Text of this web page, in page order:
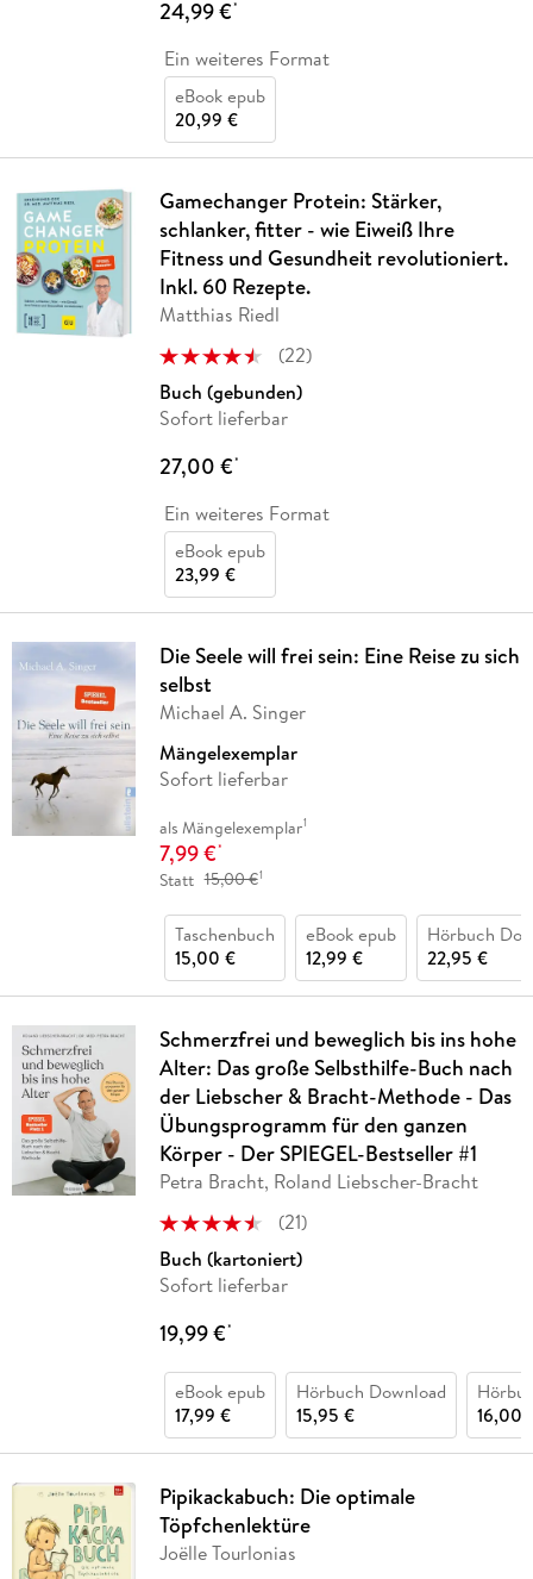
24,99 €*
Ein weiteres Format
eBook epub
20,99 €
Gamechanger Protein: Stärker,
schlanker, fitter - wie Eiweiß Ihre
Fitness und Gesundheit revolutioniert.
Inkl. 60 Rezepte.
Matthias Riedl
(22)
Buch (gebunden)
Sofort lieferbar
27,00 €*
Ein weiteres Format
eBook epub
23,99 €
Die Seele will frei sein: Eine Reise zu sich
selbst
Michael A. Singer
Mängelexemplar
Sofort lieferbar
als Mängelexemplar1
7,99 €*
Statt 15,00 €1
Taschenbuch
15,00 €
eBook epub
12,99 €
Hörbuch
22,95 €
Schmerzfrei und beweglich bis ins hohe
Alter: Das große Selbsthilfe-Buch nach
der Liebscher & Bracht-Methode - Das
Übungsprogramm für den ganzen
Körper - Der SPIEGEL-Bestseller #1
Petra Bracht, Roland Liebscher-Bracht
(21)
Buch (kartoniert)
Sofort lieferbar
19,99 €*
eBook epub
17,99 €
Hörbuch Download
15,95 €
16,00
Pipikackabuch: Die optimale
Töpfchenlektüre
Joëlle Tourlonias